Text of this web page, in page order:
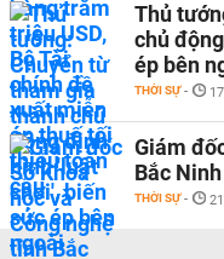
Thủ
chủ
ép bên
THỜI SỰ -
Giám
Bắc
THỜI SỰ -